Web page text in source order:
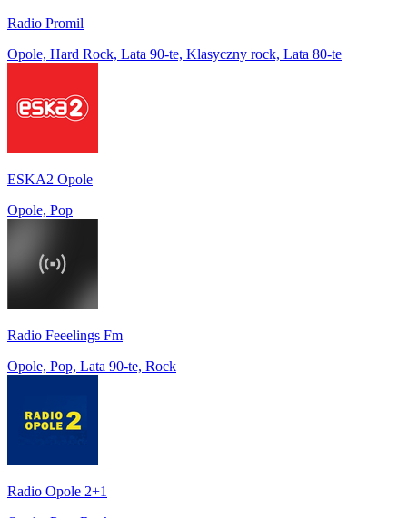
Radio Promil
Opole, Hard Rock, Lata 90-te, Klasyczny rock, Lata 80-te
ESKA2 Opole
Opole, Pop
Radio Feeelings Fm
Opole, Pop, Lata 90-te, Rock
Radio Opole 2+1